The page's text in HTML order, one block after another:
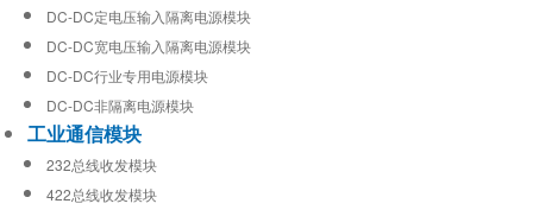
DC-DC定电压输入隔离电源模块
DC-DC宽电压输入隔离电源模块
DC-DC行业专用电源模块
DC-DC非隔离电源模块
工业通信模块
232总线收发模块
422总线收发模块